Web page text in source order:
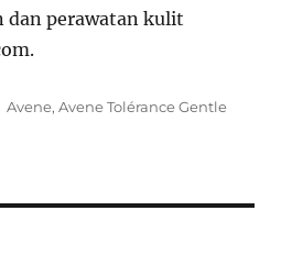
dan perawatan kulit
Tags
Avene,Avene Tolérance Gentle